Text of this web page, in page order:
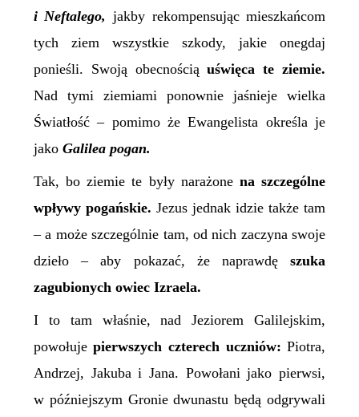
i Neftalego, jakby rekompensując mieszkańcom
tych ziem wszystkie szkody, jakie onegdaj
ponieśli. Swoją obecnościąuświęca te ziemie.
Nad tymi ziemiami ponownie jaśnieje wielka
Światłość – pomimo że Ewangelista określa je
jako Galilea pogan.
Tak, bo ziemie te były narażone na szczególne
wpływy pogańskie. Jezus jednak idzie także tam
– a może szczególnie tam, od nich zaczyna swoje
dzieło – aby pokazać, że naprawdęszuka
zagubionych owiec Izraela.
I to tam właśnie, nad Jeziorem Galilejskim,
powołujepierwszych czterech uczniów: Piotra,
Andrzej, Jakuba i Jana. Powołani jako pierwsi,
w późniejszym Gronie dwunastu będą odgrywali